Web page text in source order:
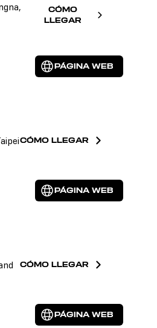
CÓMO
LLEGAR
PÁGINA WEB
CÓMO LLEGAR
PÁGINA WEB
CÓMO LLEGAR
PÁGINA WEB